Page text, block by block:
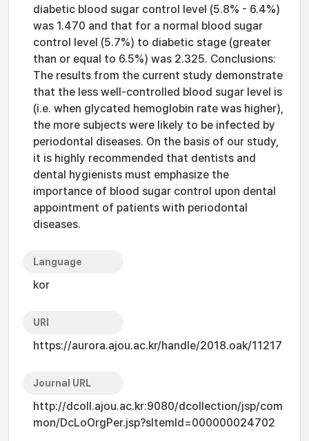
diabetic blood sugar control level (5.8% - 6.4%)
was 1.470 and that for a normal blood sugar
control level (5.7%) to diabetic stage (greater
than or equal to 6.5%) was 2.325. Conclusions:
The results from the current study demonstrate
that the less well-controlled blood sugar level is
(i.e. when glycated hemoglobin rate was higher),
the more subjects were likely to be infected by
periodontal diseases. On the basis of our study,
it is highly recommended that dentists and
dental hygienists must emphasize the
importance of blood sugar control upon dental
appointment of patients with periodontal
diseases.
Language
kor
URI
https://aurora.ajou.ac.kr/handle/2018.oak/11217
Journal URL
http://dcoll.ajou.ac.kr:9080/dcollection/jsp/com
mon/DcLoOrgPer.jsp?sItemId=000000024702